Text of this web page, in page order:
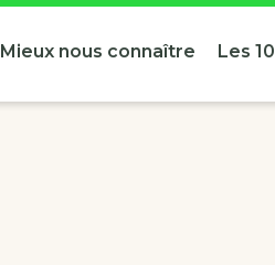
Mieux nous connaître Les